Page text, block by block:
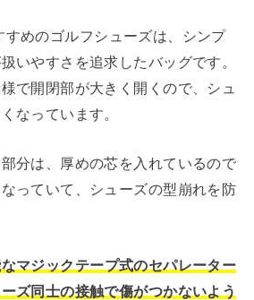
すめのゴルフシューズは、シンプ
いやすさを追求したバッグです。
で開閉部が大きく開くので、シュ
なっています。
分は、厚めの芯を入れているので
っていて、シューズの型崩れを防
マジックテープ式のセパレーター
ズ同士の接触で傷がつかないよう